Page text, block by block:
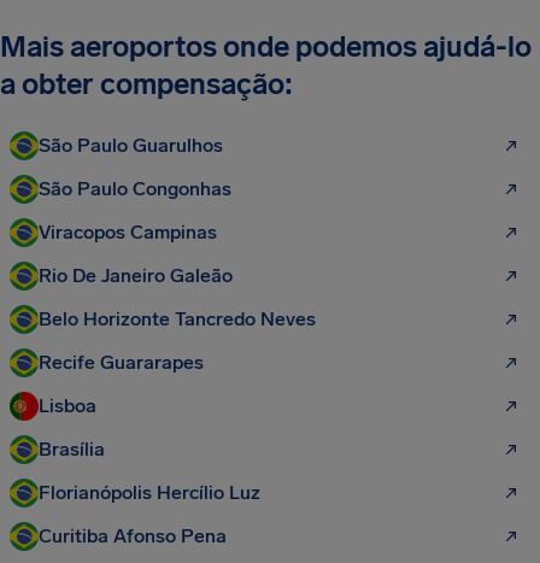
Mais aeroportos onde podemos ajudá-lo
a obter compensação:
São Paulo Guarulhos
São Paulo Congonhas
Viracopos Campinas
Rio De Janeiro Galeão
Belo Horizonte Tancredo Neves
Recife Guararapes
Lisboa
Brasília
Florianópolis Hercílio Luz
Curitiba Afonso Pena